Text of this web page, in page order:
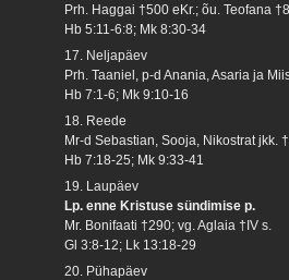
Prh. Haggai †500 eKr.; õu. Teofana
Hb 5:11-6:8; Mk 8:30-34
17. Neljapäev
Prh. Taaniel, p-d Anania, Asaria ja
Hb 7:1-6; Mk 9:10-16
18. Reede
Mr-d Sebastian, Sooja, Nikostrat jkk.
Hb 7:18-25; Mk 9:33-41
19. Laupäev
Lp. enne Kristuse sündimise p.
Mr. Bonifaati †290; vg. Aglaia †IV s.
Gl 3:8-12; Lk 13:18-29
20. Pühapäev